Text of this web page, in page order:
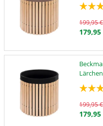
199,95 €
179,95
199,95 €
179,95